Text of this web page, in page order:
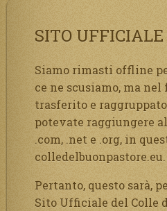
SITO UFFICIALE
Siamo rimasti offline
ce ne scusiamo, ma
trasferito e
potevate raggiungere
.com, .net e .org, in
colledelbuonpastore.eu.
Pertanto, questo sarà,
Sito Ufficiale del Colle